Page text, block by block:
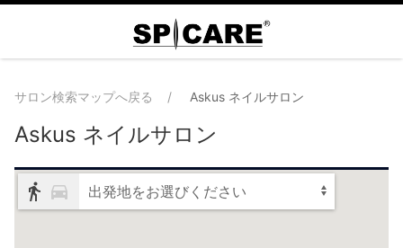
サロン検索マップへ戻る Askus ネイルサロン
Askus ネイルサロン
出発地をお選びください